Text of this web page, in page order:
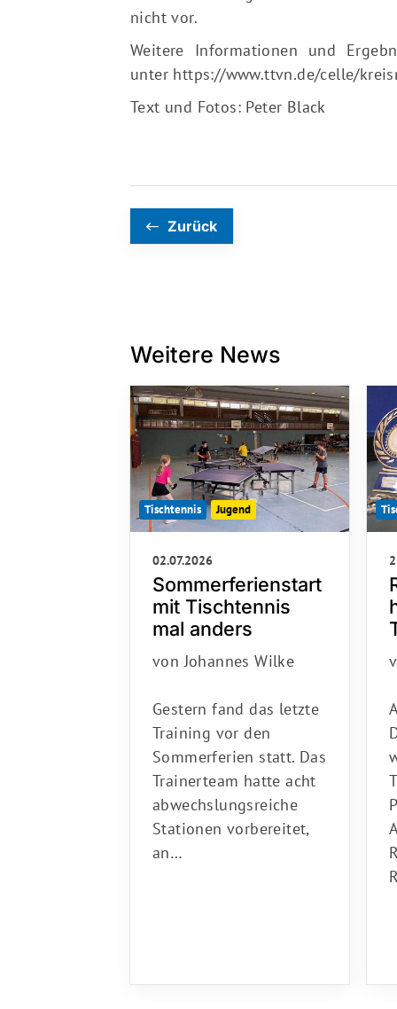
nicht vor.
Weitere Informationen und
unter https://www.ttvn.de/celle/
Text und Fotos: Peter Black
Zurück
Weitere News
Tischtennis Jugend
02.07.2026
Sommerferienstart
mit Tischtennis
mal anders
von Johannes Wilke
Gestern fand das letzte
Training vor den
Sommerferien statt. Das
Trainerteam hatte acht
abwechslungsreiche
Stationen vorbereitet,
an…